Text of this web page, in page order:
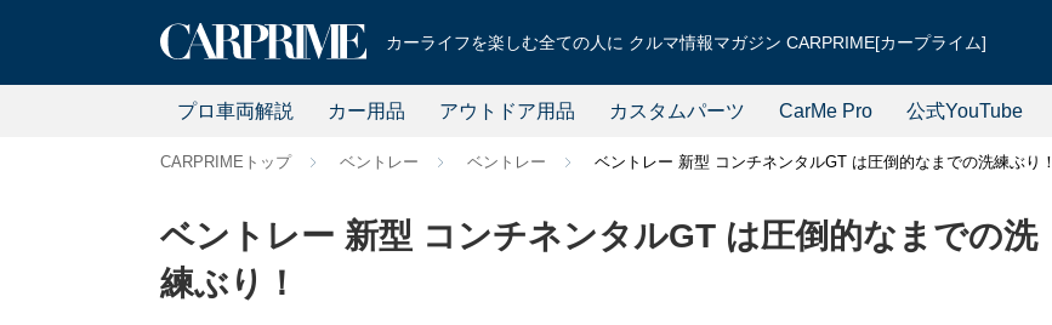
カーライフを楽しむ全ての人に クルマ情報マガジン CARPRIME[カープライム]
プロ車両解説 カー用品 アウトドア用品 カスタムパーツ CarMe Pro 公式YouTube
CARPRIMEトップ ベントレー ベントレー ベントレー 新型 コンチネンタルGT は圧倒的なまでの洗練ぶり！
ベントレー 新型 コンチネンタルGT は圧倒的なまでの洗
練ぶり！